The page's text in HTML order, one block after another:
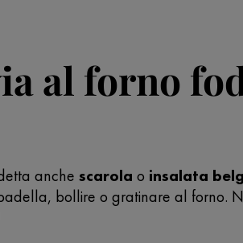
al forno
anche scarola o insalata
bollire o gratinare al forno.